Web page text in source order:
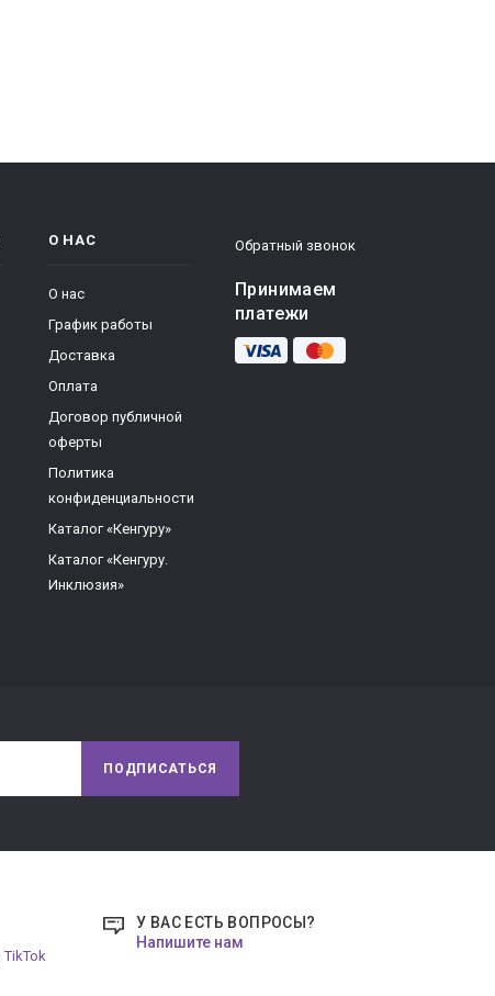
О НАС
О нас
График работы
Доставка
Оплата
Договор публичной
оферты
Политика
конфиденциальности
Каталог «Кенгуру»
Каталог «Кенгуру.
Инклюзия»
Обратный звонок
Принимаем
платежи
ПОДПИСАТЬСЯ
У ВАС ЕСТЬ ВОПРОСЫ?
Напишите нам
TikTok